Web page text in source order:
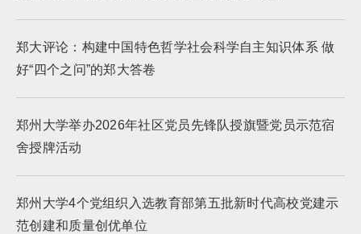
郑大评论：构建中国特色哲学社会科学自主知识体系 做
好“四个之问”的郑大答卷
郑州大学举办2026年社区党员先锋队授旗暨党员示范宿
舍授牌活动
郑州大学4个党组织入选教育部第五批新时代高校党建示
范创建和质量创优单位